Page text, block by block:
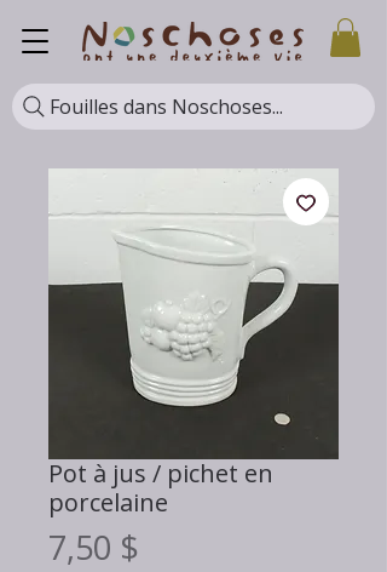
Fouilles dans Noschoses...
Pot à jus / pichet en
porcelaine
7,50 $